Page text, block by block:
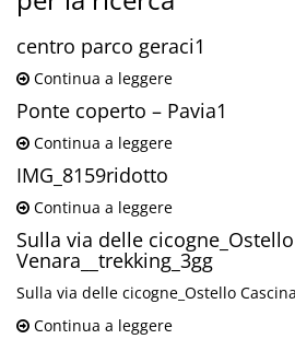
centro parco geraci1
Continua a leggere
Ponte coperto – Pavia1
Continua a leggere
IMG_8159ridotto
Continua a leggere
Sulla via delle
Venara__trekking_3gg
Sulla via delle cicogne_Ostello
Continua a leggere